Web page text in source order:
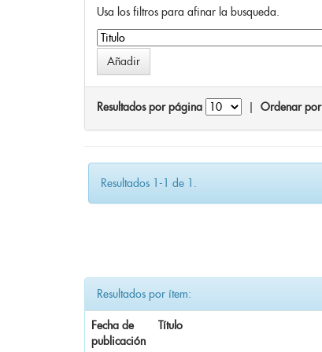
Usa los filtros para afinar la busqueda.
Resultados por página Ordenar por
Resultados 1-1 de 1.
Resultados por ítem:
Fecha de
publicación
Título